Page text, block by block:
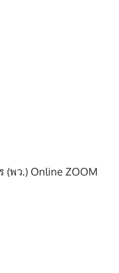
พว.) Online ZOOM